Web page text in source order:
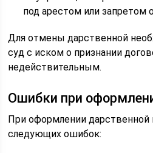
под арестом или запретом
Для отмены дарственной
суд с иском о признании
недействительным.
Ошибки при
При оформлении дарственной
следующих ошибок: